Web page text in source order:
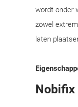
wordt onder
zowel
laten
Nobifix